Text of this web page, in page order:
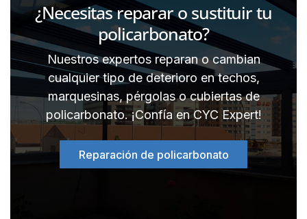
¿Necesitas reparar o sustituir tu
policarbonato?
Nuestros expertos reparan o cambian
cualquier tipo de deterioro en techos,
marquesinas, pérgolas o cubiertas de
policarbonato. ¡Confía en CYC Expert!
Reparación de policarbonato